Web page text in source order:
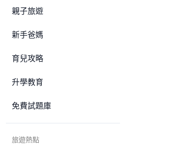
親子旅遊
新手爸媽
育兒攻略
升學教育
免費試題庫
旅遊熱點